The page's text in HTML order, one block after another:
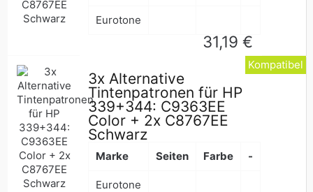
Eurotone
Normaler
Preis
31,19 €
3x Alternative
Tintenpatronen für HP
339+344: C9363EE
Color + 2x C8767EE
Schwarz
Marke Seiten Farbe -
Eurotone
Kompatibel